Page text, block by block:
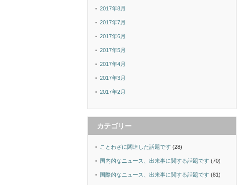
2017年8月
2017年7月
2017年6月
2017年5月
2017年4月
2017年3月
2017年2月
カテゴリー
ことわざに関連した話題です (28)
国内的なニュース、出来事に関する話題です (70)
国際的なニュース、出来事に関する話題です (81)